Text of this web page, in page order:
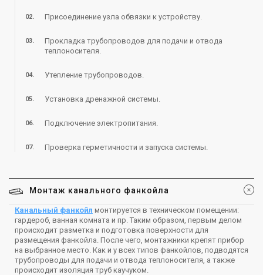
Присоединение узла обвязки к устройству.
Прокладка трубопроводов для подачи и отвода
теплоносителя.
Утепление трубопроводов.
Установка дренажной системы.
Подключение электропитания.
Проверка герметичности и запуска системы.
Монтаж канального фанкойла
Канальный фанкойл монтируется в техническом помещении:
гардероб, ванная комната и пр. Таким образом, первым делом
происходит разметка и подготовка поверхности для
размещения фанкойла. После чего, монтажники крепят прибор
на выбранное место. Как и у всех типов фанкойлов, подводятся
трубопроводы для подачи и отвода теплоносителя, а также
происходит изоляция труб каучуком.